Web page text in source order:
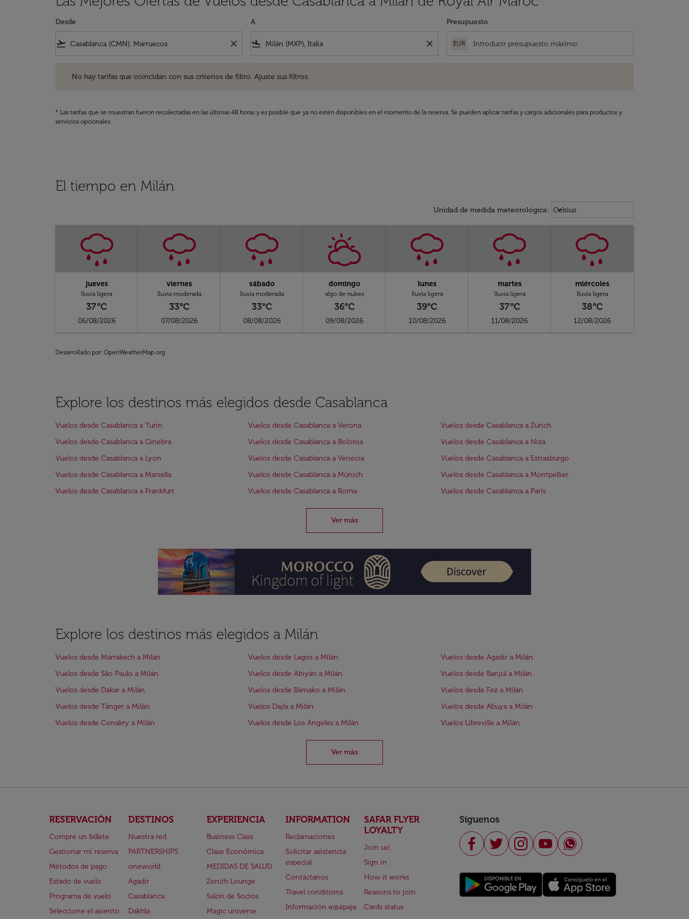
Desde
flight_takeoff close
A
flight_land close
Presupuesto
EUR
No hay tarifas que coincidan con sus criterios de filtro. Ajuste sus filtros.
* Las tarifas que se muestran fueron recolectadas en las últimas 48 horas y es posible que ya no estén disponibles en el momento de la reserva. Se pueden aplicar tarifas y cargos adicionales para productos y
servicios opcionales.
El tiempo en Milán
Unidad de medida meteorológica: Weather unit option Celsius
Celsius
keyboard_arrow_down
jueves
lluvia ligera
37°C
06/08/2026
viernes
lluvia moderada
33°C
07/08/2026
sábado
lluvia moderada
33°C
08/08/2026
domingo
algo de nubes
36°C
09/08/2026
lunes
lluvia ligera
39°C
10/08/2026
martes
lluvia ligera
37°C
11/08/2026
miércoles
lluvia ligera
38°C
12/08/2026
Desarrollado por: OpenWeatherMap.org
Explore los destinos más elegidos desde Casablanca
Vuelos desde Casablanca a Turín Vuelos desde Casablanca a Verona
Vuelos desde Casablanca a Zúrich
Vuelos desde Casablanca a Ginebra
Vuelos desde Casablanca a Bolonia
Vuelos desde Casablanca a Niza
Vuelos desde Casablanca a Lyon
Vuelos desde Casablanca a Venecia
Vuelos desde Casablanca a Estrasburgo
Vuelos desde Casablanca a Marsella
Vuelos desde Casablanca a Múnich
Vuelos desde Casablanca a Montpellier
Vuelos desde Casablanca a Frankfurt
Vuelos desde Casablanca a Roma Vuelos desde Casablanca a París
Ver más
Explore los destinos más elegidos a Milán
Vuelos desde Marrakech a Milán Vuelos desde Lagos a Milán
Vuelos desde Agadir a Milán
Vuelos desde São Paulo a Milán
Vuelos desde Abiyán a Milán
Vuelos desde Banjul a Milán
Vuelos desde Dakar a Milán
Vuelos desde Bámako a Milán
Vuelos desde Fez a Milán
Vuelos desde Tánger a Milán
Vuelos Dajla a Milán
Vuelos desde Abuya a Milán
Vuelos desde Conakry a Milán
Vuelos desde Los Ángeles a Milán Vuelos Libreville a Milán
Ver más
RESERVACIÓN
Compre un billete
Gestionar mi reserva
Métodos de pago
Estado de vuelo
Programa de vuelo
Seleccione el asiento
DESTINOS
Nuestra red
PARTNERSHIPS
oneworld
Agadir
Casablanca
Dakhla
EXPERIENCIA
Business Class
Clase Económica
MEDIDAS DE SALUD
Zenith Lounge
Salón de Socios
Magic universe
INFORMATION
Reclamaciones
Solicitar asistencia
especial
Contáctanos
Travel conditions
Información equipaje
SAFAR FLYER
LOYALTY
Join us!
Sign in
How it works
Reasons to join
Cards status
Síguenos